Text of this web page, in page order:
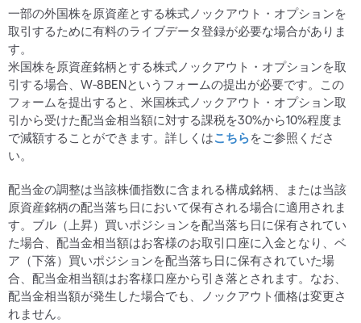
一部の外国株を原資産とする株式ノックアウト・オプションを
取引するために有料のライブデータ登録が必要な場合がありま
す。
米国株を原資産銘柄とする株式ノックアウト・オプションを取
引する場合、W-8BENというフォームの提出が必要です。この
フォームを提出すると、米国株式ノックアウト・オプション取
引から受けた配当金相当額に対する課税を30%から10%程度ま
で減額することができます。詳しくはこちらをご参照くださ
い。
配当金の調整は当該株価指数に含まれる構成銘柄、または当該
原資産銘柄の配当落ち日において保有される場合に適用されま
す。ブル（上昇）買いポジションを配当落ち日に保有されてい
た場合、配当金相当額はお客様のお取引口座に入金となり、ベ
ア（下落）買いポジションを配当落ち日に保有されていた場
合、配当金相当額はお客様口座から引き落とされます。なお、
配当金相当額が発生した場合でも、ノックアウト価格は変更さ
れません。